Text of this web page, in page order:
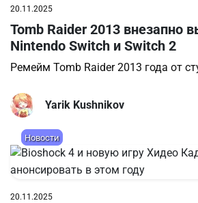
20.11.2025
Tomb Raider 2013 внезапно
Nintendo Switch и Switch 2
Ремейм Tomb Raider 2013 года от
Yarik Kushnikov
Новости
20.11.2025